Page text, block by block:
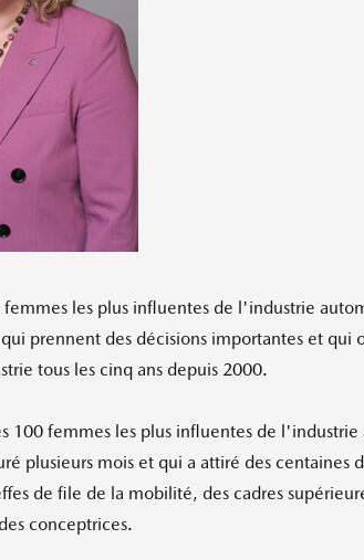
femmes les plus influentes de l'industrie
prennent des décisions importantes et
tous les cinq ans depuis 2000.
100 femmes les plus influentes de
plusieurs mois et qui a attiré des centaines
de file de la mobilité, des cadres
conceptrices.